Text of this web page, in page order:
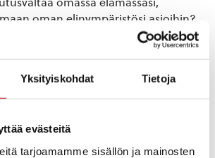
Yksityiskohdat Tietoja
evästeitä
tarjoamamme sisällön ja mainosten
oman elinympäristösi asioihin?
ja vastaa osallisuus- ja
kyselyn paperisena lomakkeena